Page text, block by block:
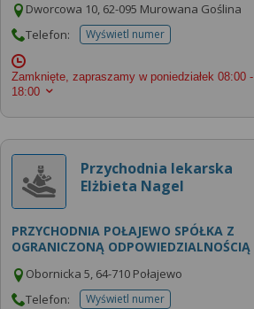
Dworcowa 10, 62-095 Murowana Goślina
Telefon:
Wyświetl numertelefonu do placowki
Zamknięte, zapraszamy w poniedziałek 08:00 -
18:00
Przychodnia lekarska
Elżbieta Nagel
PRZYCHODNIA POŁAJEWO SPÓŁKA Z
OGRANICZONĄ ODPOWIEDZIALNOŚCIĄ
Obornicka 5, 64-710 Połajewo
Telefon:
Wyświetl numertelefonu do placowki